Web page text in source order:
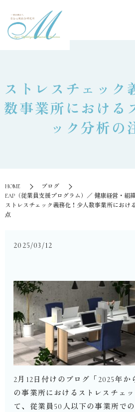
ストレスチェック
数事業所における
ック分析の
HOME
ブログ
EAP（従業員支援プログラム）／ 健康経営・組
ストレスチェック義務化！少人数事業所におけ
点
2025/03/12
2月 12 日付けのブログ「 2025年か
の事業所におけるストレスチェ
て、従業員50 人以下の事業所で